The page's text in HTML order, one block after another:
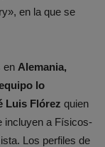
en la que se
en Alemania,
lo
Luis Flórez quien
incluyen a Físicos-
Los perfiles de